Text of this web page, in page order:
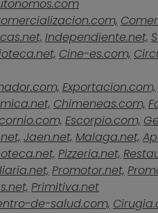
Independiente.net,
Cine-es.com,
Exportacion.com,
Chimeneas.com,
Escorpio.com,
Jaen.net, Malaga.net,
Pizzeria.net,
Promotor.net,
Primitiva.net
de-salud.com,